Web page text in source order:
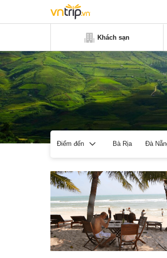
Khách sạn
Điểm đến Bà Rịa Đà